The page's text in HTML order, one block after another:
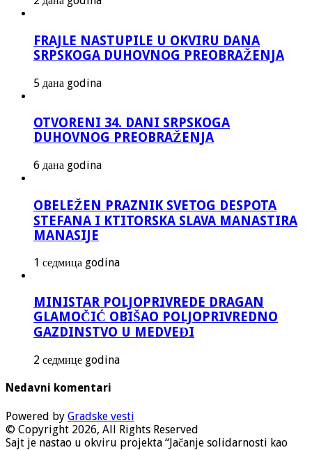
FRAJLE NASTUPILE U OKVIRU DANA
SRPSKOGA DUHOVNOG PREOBRAŽENJA
5 дана godina
OTVORENI 34. DANI SRPSKOGA
DUHOVNOG PREOBRAŽENJA
6 дана godina
OBELEŽEN PRAZNIK SVETOG DESPOTA
STEFANA I KTITORSKA SLAVA MANASTIRA
MANASIJE
1 седмица godina
MINISTAR POLJOPRIVREDE DRAGAN
GLAMOČIĆ OBIŠAO POLJOPRIVREDNO
GAZDINSTVO U MEDVEĐI
2 седмице godina
Nedavni komentari
Powered by Gradske vesti
© Copyright 2026, All Rights Reserved
Sajt je nastao u okviru projekta “Jačanje solidarnosti kao